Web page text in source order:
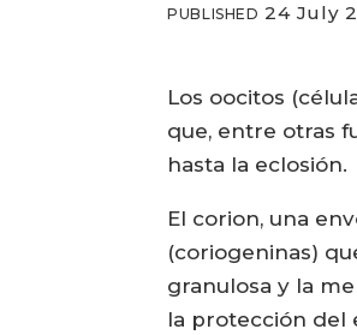
PUBLISHED 24 July
Los oocitos
que, entre otras
hasta la eclosión.
El corion, una
(coriogeninas)
granulosa y la
la protección del